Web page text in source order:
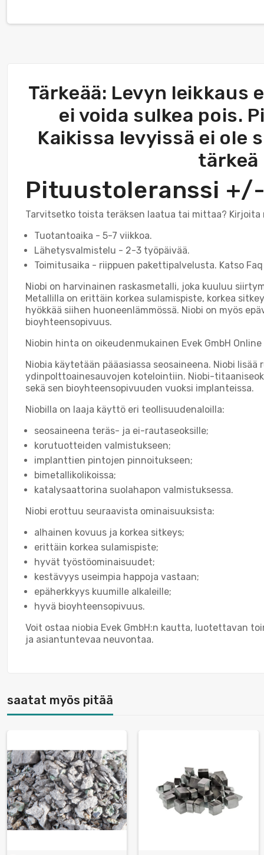
Tärkeää: Levyn leikkaus
ei voida sulkea pois.
Kaikissa levyissä ei ole
tärkeä
Pituustoleranssi
Tarvitsetko toista teräksen laatua tai mittaa?
Tuotantoaika - 5-7 viikkoa.
Lähetysvalmistelu - 2-3 työpäivää.
Toimitusaika - riippuen pakettipalvelusta. Katso
Niobi on harvinainen raskasmetalli, joka kuuluu
Metallilla on erittäin korkea sulamispiste, korkea
hyökkää siihen huoneenlämmössä. Niobi on myös
bioyhteensopivuus.
Niobin hinta on oikeudenmukainen Evek GmbH
Niobia käytetään pääasiassa seosaineena. Niobi
ydinpolttoainesauvojen kotelointiin. Niobi-
sekä sen bioyhteensopivuuden vuoksi implanteissa.
Niobilla on laaja käyttö eri teollisuudenaloilla:
seosaineena teräs- ja ei-rautaseoksille;
korutuotteiden valmistukseen;
implanttien pintojen pinnoitukseen;
bimetallikolikoissa;
katalysaattorina suolahapon valmistuksessa.
Niobi erottuu seuraavista ominaisuuksista:
alhainen kovuus ja korkea sitkeys;
erittäin korkea sulamispiste;
hyvät työstöominaisuudet;
kestävyys useimpia happoja vastaan;
epäherkkyys kuumille alkaleille;
hyvä bioyhteensopivuus.
Voit ostaa niobia Evek GmbH:n kautta, luotettavan
ja asiantuntevaa neuvontaa.
saatat myös pitää